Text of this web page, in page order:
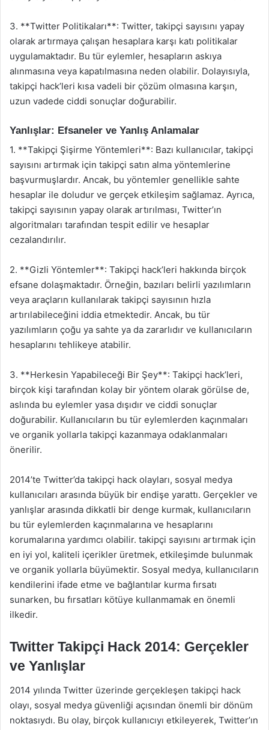
3. **Twitter Politikaları**: Twitter, takipçi sayısını yapay
olarak artırmaya çalışan hesaplara karşı katı politikalar
uygulamaktadır. Bu tür eylemler, hesapların askıya
alınmasına veya kapatılmasına neden olabilir. Dolayısıyla,
takipçi hack’leri kısa vadeli bir çözüm olmasına karşın,
uzun vadede ciddi sonuçlar doğurabilir.
Yanlışlar: Efsaneler ve Yanlış Anlamalar
1. **Takipçi Şişirme Yöntemleri**: Bazı kullanıcılar, takipçi
sayısını artırmak için takipçi satın alma yöntemlerine
başvurmuşlardır. Ancak, bu yöntemler genellikle sahte
hesaplar ile doludur ve gerçek etkileşim sağlamaz. Ayrıca,
takipçi sayısının yapay olarak artırılması, Twitter’ın
algoritmaları tarafından tespit edilir ve hesaplar
cezalandırılır.
2. **Gizli Yöntemler**: Takipçi hack’leri hakkında birçok
efsane dolaşmaktadır. Örneğin, bazıları belirli yazılımların
veya araçların kullanılarak takipçi sayısının hızla
artırılabileceğini iddia etmektedir. Ancak, bu tür
yazılımların çoğu ya sahte ya da zararlıdır ve kullanıcıların
hesaplarını tehlikeye atabilir.
3. **Herkesin Yapabileceği Bir Şey**: Takipçi hack’leri,
birçok kişi tarafından kolay bir yöntem olarak görülse de,
aslında bu eylemler yasa dışıdır ve ciddi sonuçlar
doğurabilir. Kullanıcıların bu tür eylemlerden kaçınmaları
ve organik yollarla takipçi kazanmaya odaklanmaları
önerilir.
2014’te Twitter’da takipçi hack olayları, sosyal medya
kullanıcıları arasında büyük bir endişe yarattı. Gerçekler ve
yanlışlar arasında dikkatli bir denge kurmak, kullanıcıların
bu tür eylemlerden kaçınmalarına ve hesaplarını
korumalarına yardımcı olabilir. takipçi sayısını artırmak için
en iyi yol, kaliteli içerikler üretmek, etkileşimde bulunmak
ve organik yollarla büyümektir. Sosyal medya, kullanıcıların
kendilerini ifade etme ve bağlantılar kurma fırsatı
sunarken, bu fırsatları kötüye kullanmamak en önemli
ilkedir.
Twitter Takipçi Hack 2014: Gerçekler
ve Yanlışlar
2014 yılında Twitter üzerinde gerçekleşen takipçi hack
olayı, sosyal medya güvenliği açısından önemli bir dönüm
noktasıydı. Bu olay, birçok kullanıcıyı etkileyerek, Twitter’ın